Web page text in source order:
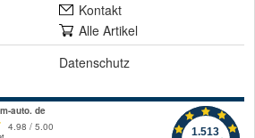
Kontakt
Alle Artikel
Datenschutz